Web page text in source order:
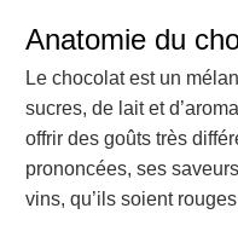
Anatomie du
Le chocolat est un
sucres, de lait et
offrir des goûts très
prononcées, ses
vins, qu’ils soient